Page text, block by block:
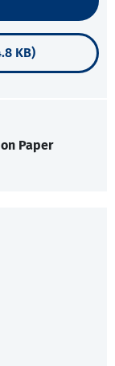
KB)
Paper